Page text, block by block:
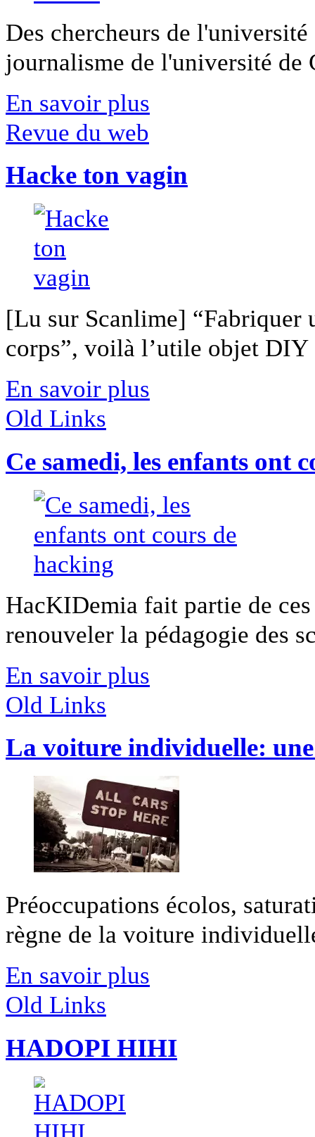
Des chercheurs de
journalisme de l'université
En savoir plus
Revue du web
Hacke ton vagin
[Lu sur Scanlime] “Fabriquer
corps”, voilà l’utile objet
En savoir plus
Old Links
Ce samedi, les enfants ont
HacKIDemia fait partie de
renouveler la pédagogie des
En savoir plus
Old Links
La voiture individuelle: une
Préoccupations écolos,
règne de la voiture
En savoir plus
Old Links
HADOPI HIHI